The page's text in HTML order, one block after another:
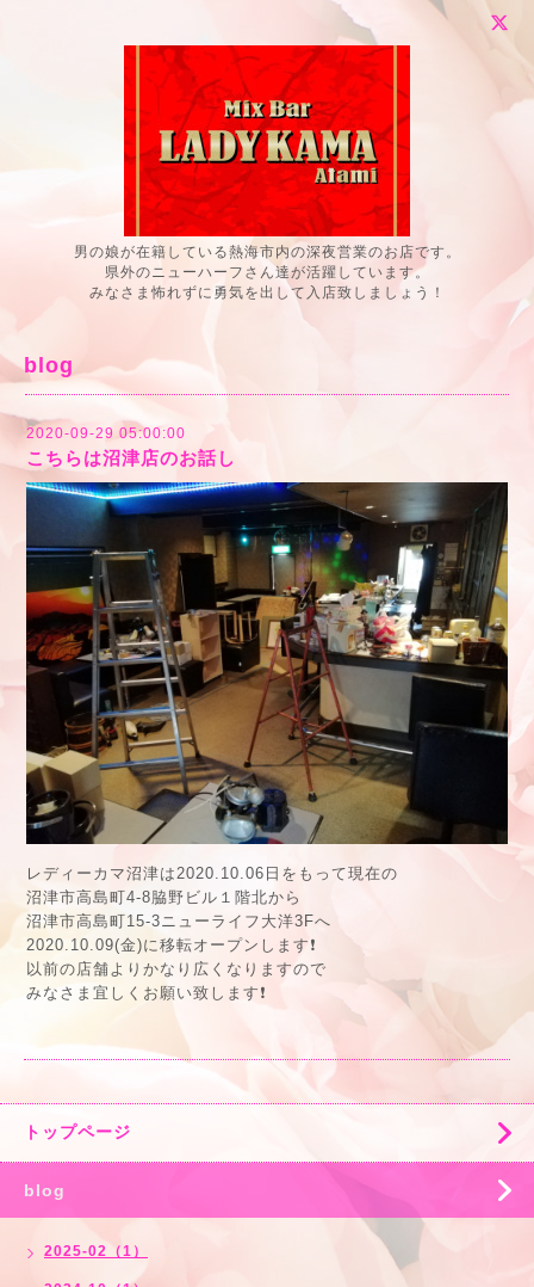
男の娘が在籍している熱海市内の深夜営業のお店です。
県外のニューハーフさん達が活躍しています。
みなさま怖れずに勇気を出して入店致しましょう！
blog
2020-09-29 05:00:00
こちらは沼津店のお話し
レディーカマ沼津は2020.10.06日をもって現在の
沼津市高島町4-8脇野ビル１階北から
沼津市高島町15-3ニューライフ大洋3Fへ
2020.10.09(金)に移転オープンします❗
以前の店舗よりかなり広くなりますので
みなさま宜しくお願い致します❗
トップページ
blog
2025-02（1）